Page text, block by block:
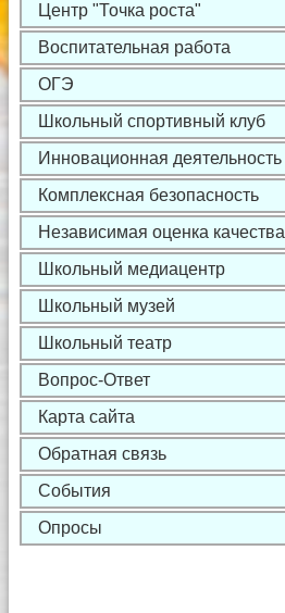
Центр "Точка роста"
Воспитательная работа
ОГЭ
Школьный спортивный клуб
Инновационная деятельность
Комплексная безопасность
Независимая оценка качества
Школьный медиацентр
Школьный музей
Школьный театр
Вопрос-Ответ
Карта сайта
Обратная связь
События
Опросы